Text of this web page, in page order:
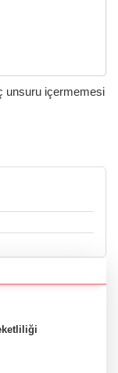
unsuru içermemesi